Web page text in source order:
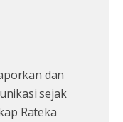
dan
sejak
Rateka